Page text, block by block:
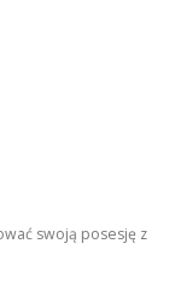
swoją posesję z